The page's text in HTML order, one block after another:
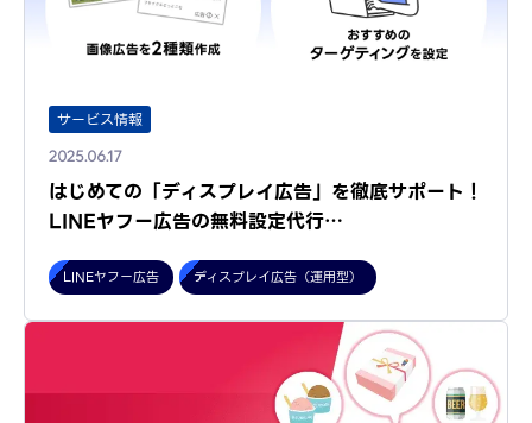
サービス情報
2025.06.17
はじめての「ディスプレイ広告」を徹底サポート！
LINEヤフー広告の無料設定代行…
LINEヤフー広告 ディスプレイ広告（運用型）